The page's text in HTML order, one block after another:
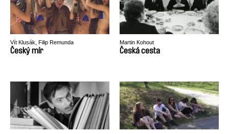
Vít Klusák, Filip Remunda
Český mír
Martin Kohout
Česká cesta